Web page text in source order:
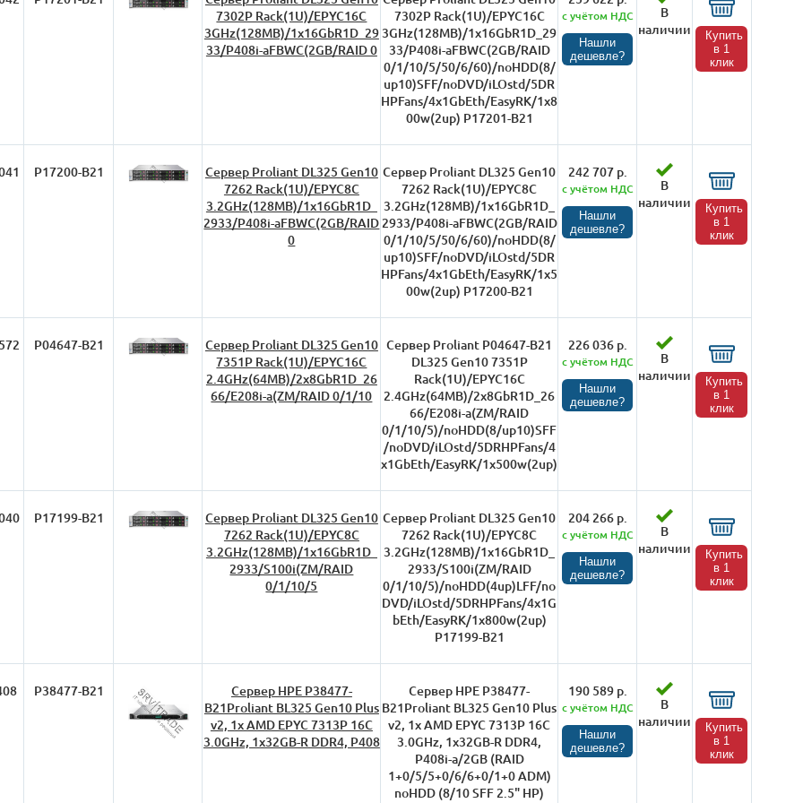
7302P Rack(1U)/EPYC16C
3GHz(128MB)/1x16GbR1D_29
33/P408i-aFBWC(2GB/RAID 0
7302P Rack(1U)/EPYC16C
3GHz(128MB)/1x16GbR1D_29
33/P408i-aFBWC(2GB/RAID
0/1/10/5/50/6/60)/noHDD(8/
up10)SFF/noDVD/iLOstd/5DR
HPFans/4x1GbEth/EasyRK/1x8
00w(2up) P17201-B21
с учётом НДС
Нашли
дешевле?
В
наличии
Купить
в 1
клик
P17200-B21
Сервер Proliant DL325 Gen10
7262 Rack(1U)/EPYC8C
3.2GHz(128MB)/1x16GbR1D_
2933/P408i-aFBWC(2GB/RAID
0
Сервер Proliant DL325 Gen10
7262 Rack(1U)/EPYC8C
3.2GHz(128MB)/1x16GbR1D_
2933/P408i-aFBWC(2GB/RAID
0/1/10/5/50/6/60)/noHDD(8/
up10)SFF/noDVD/iLOstd/5DR
HPFans/4x1GbEth/EasyRK/1x5
00w(2up) P17200-B21
242 707 р.
с учётом НДС
Нашли
дешевле?
В
наличии
Купить
в 1
клик
P04647-B21
Сервер Proliant DL325 Gen10
7351P Rack(1U)/EPYC16C
2.4GHz(64MB)/2x8GbR1D_26
66/E208i-a(ZM/RAID 0/1/10
Сервер Proliant P04647-B21
DL325 Gen10 7351P
Rack(1U)/EPYC16C
2.4GHz(64MB)/2x8GbR1D_26
66/E208i-a(ZM/RAID
0/1/10/5)/noHDD(8/up10)SFF
/noDVD/iLOstd/5DRHPFans/4
x1GbEth/EasyRK/1x500w(2up)
226 036 р.
с учётом НДС
Нашли
дешевле?
В
наличии
Купить
в 1
клик
P17199-B21
Сервер Proliant DL325 Gen10
7262 Rack(1U)/EPYC8C
3.2GHz(128MB)/1x16GbR1D_
2933/S100i(ZM/RAID
0/1/10/5
Сервер Proliant DL325 Gen10
7262 Rack(1U)/EPYC8C
3.2GHz(128MB)/1x16GbR1D_
2933/S100i(ZM/RAID
0/1/10/5)/noHDD(4up)LFF/no
DVD/iLOstd/5DRHPFans/4x1G
bEth/EasyRK/1x800w(2up)
P17199-B21
204 266 р.
с учётом НДС
Нашли
дешевле?
В
наличии
Купить
в 1
клик
P38477-B21
Сервер HPE P38477-
B21Proliant ВL325 Gen10 Plus
v2, 1x AMD EPYC 7313P 16C
3.0GHz, 1x32GB-R DDR4, P408
Сервер HPE P38477-
B21Proliant ВL325 Gen10 Plus
v2, 1x AMD EPYC 7313P 16C
3.0GHz, 1x32GB-R DDR4,
P408i-a/2GB (RAID
1+0/5/5+0/6/6+0/1+0 ADM)
noHDD (8/10 SFF 2.5" HP)
190 589 р.
с учётом НДС
Нашли
дешевле?
В
наличии
Купить
в 1
клик